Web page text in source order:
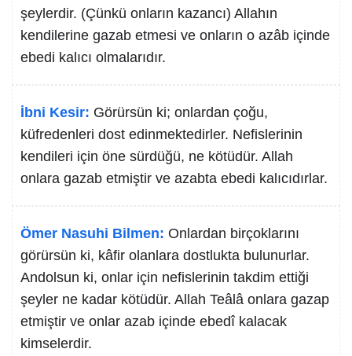
şeylerdir. (Çünkü onların kazancı) Allahın
kendilerine gazab etmesi ve onların o azâb içinde
ebedi kalıcı olmalarıdır.
İbni Kesir: Görürsün ki; onlardan çoğu,
küfredenleri dost edinmektedirler. Nefislerinin
kendileri için öne sürdüğü, ne kötüdür. Allah
onlara gazab etmiştir ve azabta ebedi kalıcıdırlar.
Ömer Nasuhi Bilmen: Onlardan birçoklarını
görürsün ki, kâfir olanlara dostlukta bulunurlar.
Andolsun ki, onlar için nefislerinin takdim ettiği
şeyler ne kadar kötüdür. Allah Teâlâ onlara gazap
etmiştir ve onlar azab içinde ebedî kalacak
kimselerdir.